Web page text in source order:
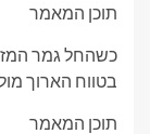
תוכן המאמר
כשהחל גמר
בטווח הארוך
תוכן המאמר